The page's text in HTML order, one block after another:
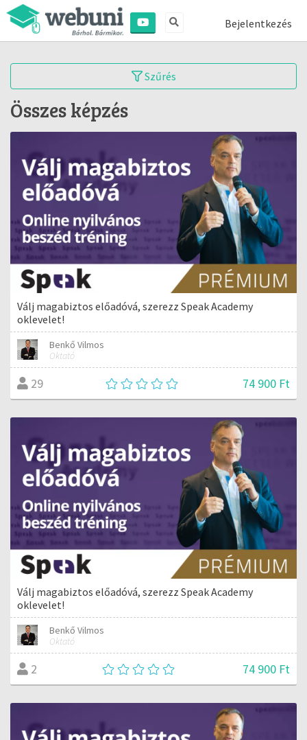
Bejelentkezés
Szűrés
Összes képzés
Válj magabiztos előadóvá, szerezz Speak Academy
oklevelet!
Benkő Vilmos
Oktató
29 74 900 Ft
Válj magabiztos előadóvá, szerezz Speak Academy
oklevelet!
Benkő Vilmos
Oktató
2 74 900 Ft